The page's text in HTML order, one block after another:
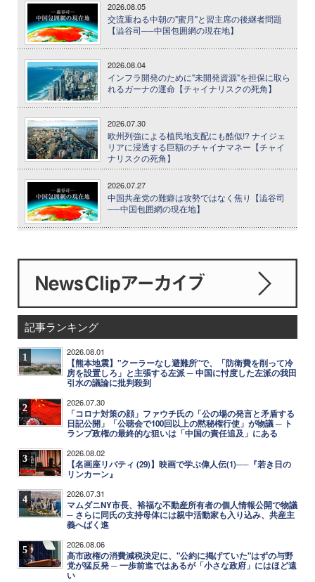
2026.08.05
交流重ねる中朝の"蜜月"と習主席の後継者問題
【澁谷司──中国包囲網の現在地】
2026.08.04
インフラ開発のために"未開発資源"を担保に取ら
れるガーナの運命【チャイナリスクの死角】
2026.07.30
欧州列強による植民地支配にも酷似!? ナイジェ
リアに浸透する巨額のチャイナマネー【チャイ
ナリスクの死角】
2026.07.27
中国共産党の難癖は攻勢ではなく焦り【澁谷司
──中国包囲網の現在地】
記事ランキング
1 2026.08.01
【熊本地震】"クーラーなし避難所"で、「防衛費を削って冷
房を設置しろ」と主張する左派 ─ 中国に忖度した左派の我田
引水の議論に批判殺到
2 2026.07.30
「コロナ対策の顔」ファウチ氏の「公の場の発言と矛盾する
日記公開」「公聴会で100回以上の黙秘権行使」が物議 ─ ト
ランプ政権の最終的な狙いは「中国の責任追及」にある
3 2026.08.02
【名画座リバティ (29)】映画で学ぶ偉人伝(1)──『若き日の
リンカーン』
4 2026.07.31
マムダニNY市長、裕福な不動産所有者の個人情報公開で物議
─ さらに同氏の支持母体には親中活動家も入り込み、共産主
義へばく進
5 2026.08.06
高市政権の消費減税決定に、"公約に掲げていた"はずの与野
党が猛反発 ─ 一歩前進ではあるが「小さな政府」にはほど遠
い